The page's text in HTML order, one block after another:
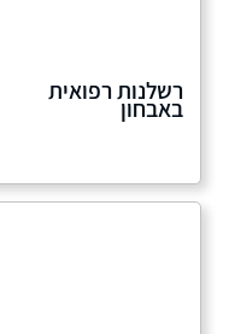
רשלנות רפואית
באבחון